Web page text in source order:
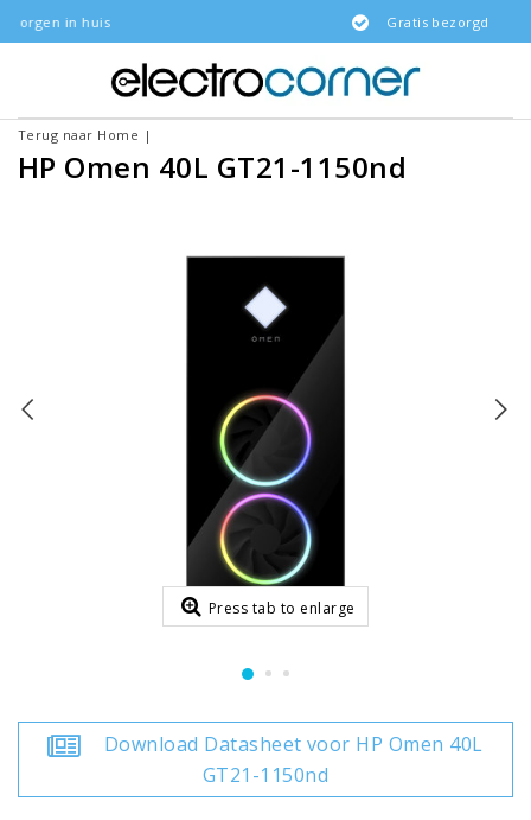
Gratis bezorgd
Terug naar Home |
HP Omen 40L GT21-1150nd
Press tab to enlarge
Download Datasheet voor HP Omen 40L
GT21-1150nd